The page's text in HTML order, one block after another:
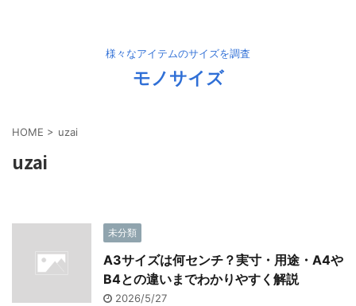
様々なアイテムのサイズを調査
モノサイズ
HOME > uzai
uzai
未分類
A3サイズは何センチ？実寸・用途・A4や
B4との違いまでわかりやすく解説
2026/5/27